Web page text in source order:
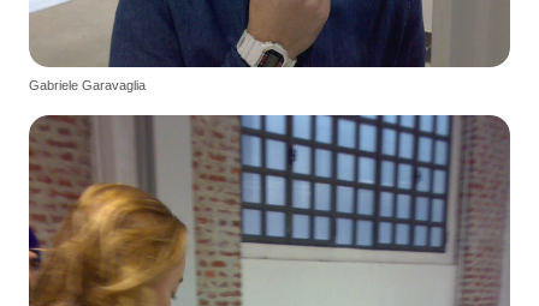
Gabriele Garavaglia